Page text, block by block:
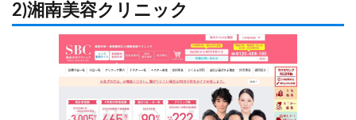
2)湘南美容クリニック